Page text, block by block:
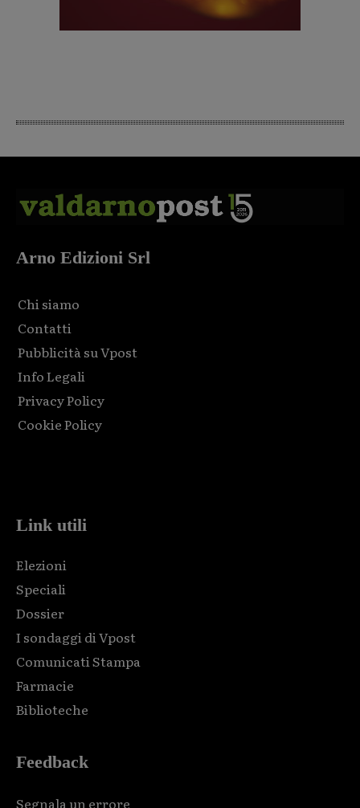
Arno Edizioni Srl
Chi siamo
Contatti
Pubblicità su Vpost
Info Legali
Privacy Policy
Cookie Policy
Link utili
Elezioni
Speciali
Dossier
I sondaggi di Vpost
Comunicati Stampa
Farmacie
Biblioteche
Feedback
Segnala un errore